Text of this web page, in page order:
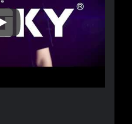
Sloky STEP、可能な限りスマ